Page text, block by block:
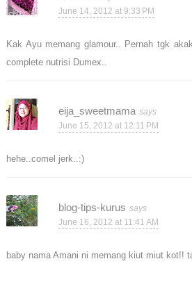
June 14, 2012 at 9:33 PM
Kak Ayu memang glamour.. Pernah tgk
complete nutrisi Dumex..
eija_sweetmama
June 15, 2012 at 12:11 PM
hehe..comel jerk..:)
blog-tips-kurus
June 16, 2012 at 11:41 AM
baby nama Amani ni memang kiut miut kot!!